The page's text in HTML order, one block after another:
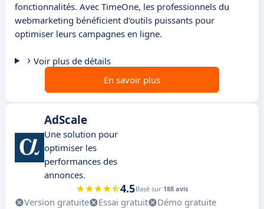
fonctionnalités. Avec TimeOne, les professionnels du
webmarketing bénéficient d'outils puissants pour
optimiser leurs campagnes en ligne.
Voir plus de détails
En savoir plus
AdScale
Une solution pour
optimiser les
performances des
annonces.
4.5Basé sur 188 avis
Version gratuite Essai gratuit
Démo gratuite